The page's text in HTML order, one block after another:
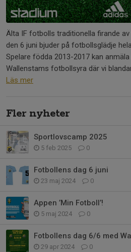
Älta IF fotbolls traditionella firande
den 6 juni bjuder på fotbollsglädje
Spelare födda 2013-2017 kan
Wallenstams fotbollsyra där vi
Läs mer
Fler nyheter
Sportlovscamp 2025
5 feb 2025 0
Fotbollens dag 6 juni
23 maj 2024 0
Appen ’Min Fotboll’!
5 maj 2024 0
Fotbollens dag 6/6 med
29 apr 2024 0